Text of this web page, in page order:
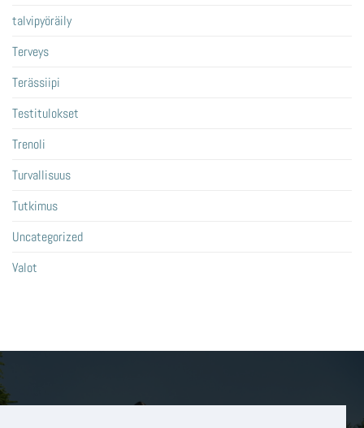
talvipyöräily
Terveys
Terässiipi
Testitulokset
Trenoli
Turvallisuus
Tutkimus
Uncategorized
Valot